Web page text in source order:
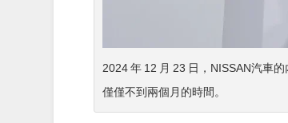
2024 年 12 月 23 日，NISSAN汽車
僅僅不到兩個月的時間。